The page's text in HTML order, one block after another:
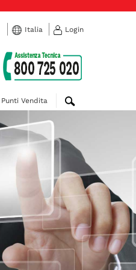
Italia Login
Punti Vendita